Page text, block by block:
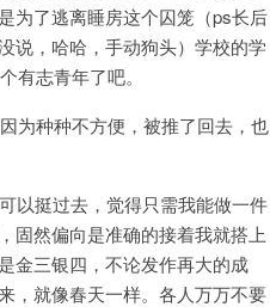
为了逃离睡房这个囚笼（ps长后
说，哈哈，手动狗头）学校的学
有志青年了吧。
为种种不方便，被推了回去，也
以挺过去，觉得只需我能做一件
固然偏向是准确的接着我就搭上
金三银四，不论发作再大的成
，就像春天一样。各人万万不要